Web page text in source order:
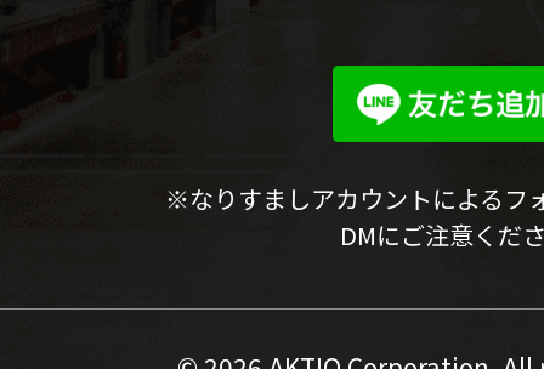
※なりすましアカウントによるフ
DMにご注意くだ